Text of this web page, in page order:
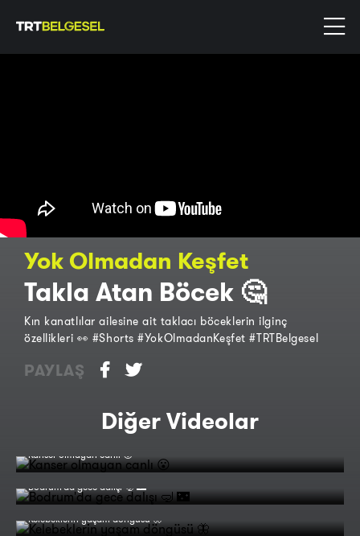
Yok Olmadan Keşfet
Takla Atan Böcek 🤔
Kın kanatlılar ailesine ait taklacı böceklerin ilginç
özellikleri 👀 #Shorts #YokOlmadanKeşfet #TRTBelgesel
PAYLAŞ
Diğer Videolar
Kanser olmayan canlı 😮
Bodrum'da gece dalışı 🤿 🌃
Kelebeklerin yaşam döngüsü 🦋